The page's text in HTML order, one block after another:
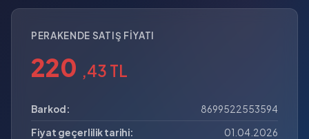
PERAKENDE SATIŞ FIYATI
220 ,43 TL
Barkod:
8699522553594
Fiyat geçerlilik tarihi:
01.04.2026